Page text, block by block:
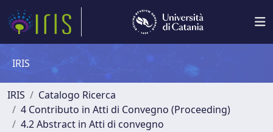
IRIS
IRIS
Catalogo Ricerca
4 Contributo in Atti di Convegno (Proceeding)
4.2 Abstract in Atti di convegno